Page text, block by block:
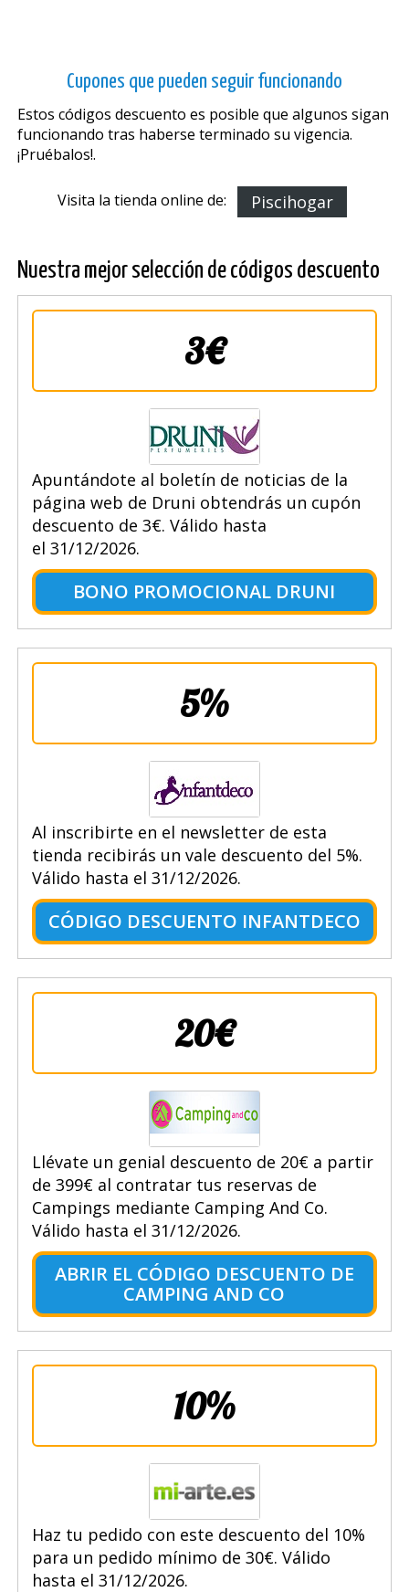
Cupones que pueden seguir funcionando
Estos códigos descuento es posible que algunos sigan
funcionando tras haberse terminado su vigencia.
¡Pruébalos!.
Visita la tienda online de: Piscihogar
Nuestra mejor selección de códigos descuento
3€
Apuntándote al boletín de noticias de la
página web de Druni obtendrás un cupón
descuento de 3€. Válido hasta
el 31/12/2026.
BONO PROMOCIONAL DRUNI
5%
Al inscribirte en el newsletter de esta
tienda recibirás un vale descuento del 5%.
Válido hasta el 31/12/2026.
CÓDIGO DESCUENTO INFANTDECO
20€
Llévate un genial descuento de 20€ a partir
de 399€ al contratar tus reservas de
Campings mediante Camping And Co.
Válido hasta el 31/12/2026.
ABRIR EL CÓDIGO DESCUENTO DE
CAMPING AND CO
10%
Haz tu pedido con este descuento del 10%
para un pedido mínimo de 30€. Válido
hasta el 31/12/2026.